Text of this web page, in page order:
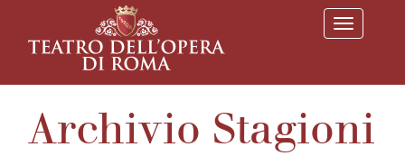
T
o
l
a
v
Archivio Stagioni